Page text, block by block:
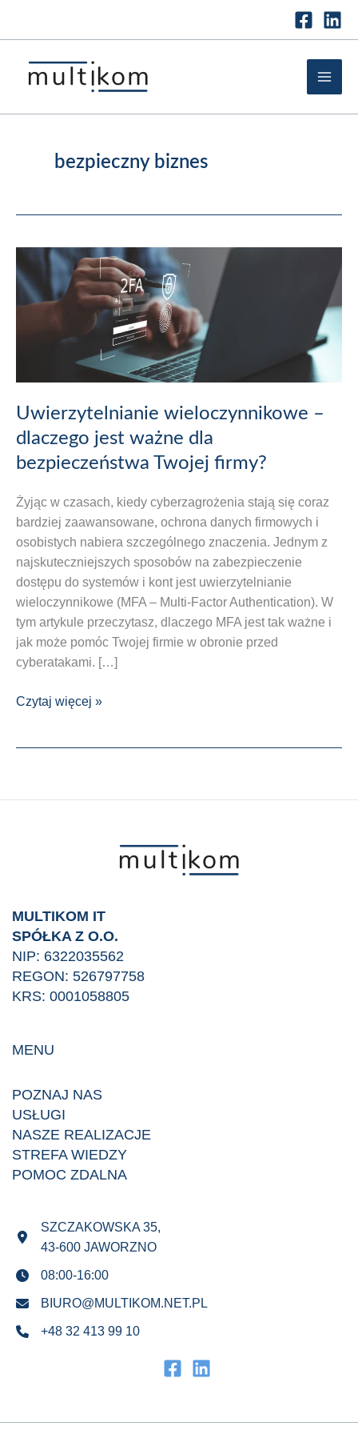
bezpieczny biznes
Uwierzytelnianie wieloczynnikowe –
dlaczego jest ważne dla
bezpieczeństwa Twojej firmy?
Żyjąc w czasach, kiedy cyberzagrożenia stają się coraz
bardziej zaawansowane, ochrona danych firmowych i
osobistych nabiera szczególnego znaczenia. Jednym z
najskuteczniejszych sposobów na zabezpieczenie
dostępu do systemów i kont jest uwierzytelnianie
wieloczynnikowe (MFA – Multi-Factor Authentication). W
tym artykule przeczytasz, dlaczego MFA jest tak ważne i
jak może pomóc Twojej firmie w obronie przed
cyberatakami. […]
Uwierzytelnianie
ważne
Czytaj więcej »
MULTIKOM IT
SPÓŁKA Z O.O.
NIP: 6322035562
REGON: 526797758
KRS: 0001058805
MENU
POZNAJ NAS
USŁUGI
NASZE REALIZACJE
STREFA WIEDZY
POMOC ZDALNA
SZCZAKOWSKA 35,
43-600 JAWORZNO
08:00-16:00
BIURO@MULTIKOM.NET.PL
+48 32 413 99 10